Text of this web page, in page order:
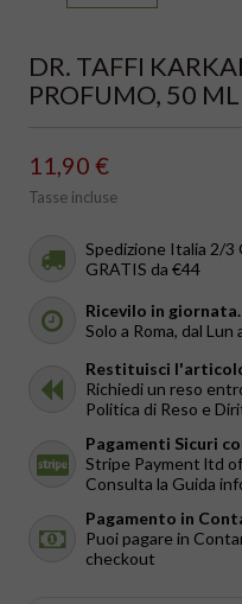
DR. TAFFI
PROFUMO, 50
11,90 €
Tasse incluse
Spedizione Italia 2/3
GRATIS da €44
Ricevilo in giornata.
Solo a Roma, dal
Restituisci
Richiedi un reso
Politica di Reso e
Pagamenti Sicuri
Stripe Payment ltd
Consulta la Guida
Pagamento in
Puoi pagare in
checkout